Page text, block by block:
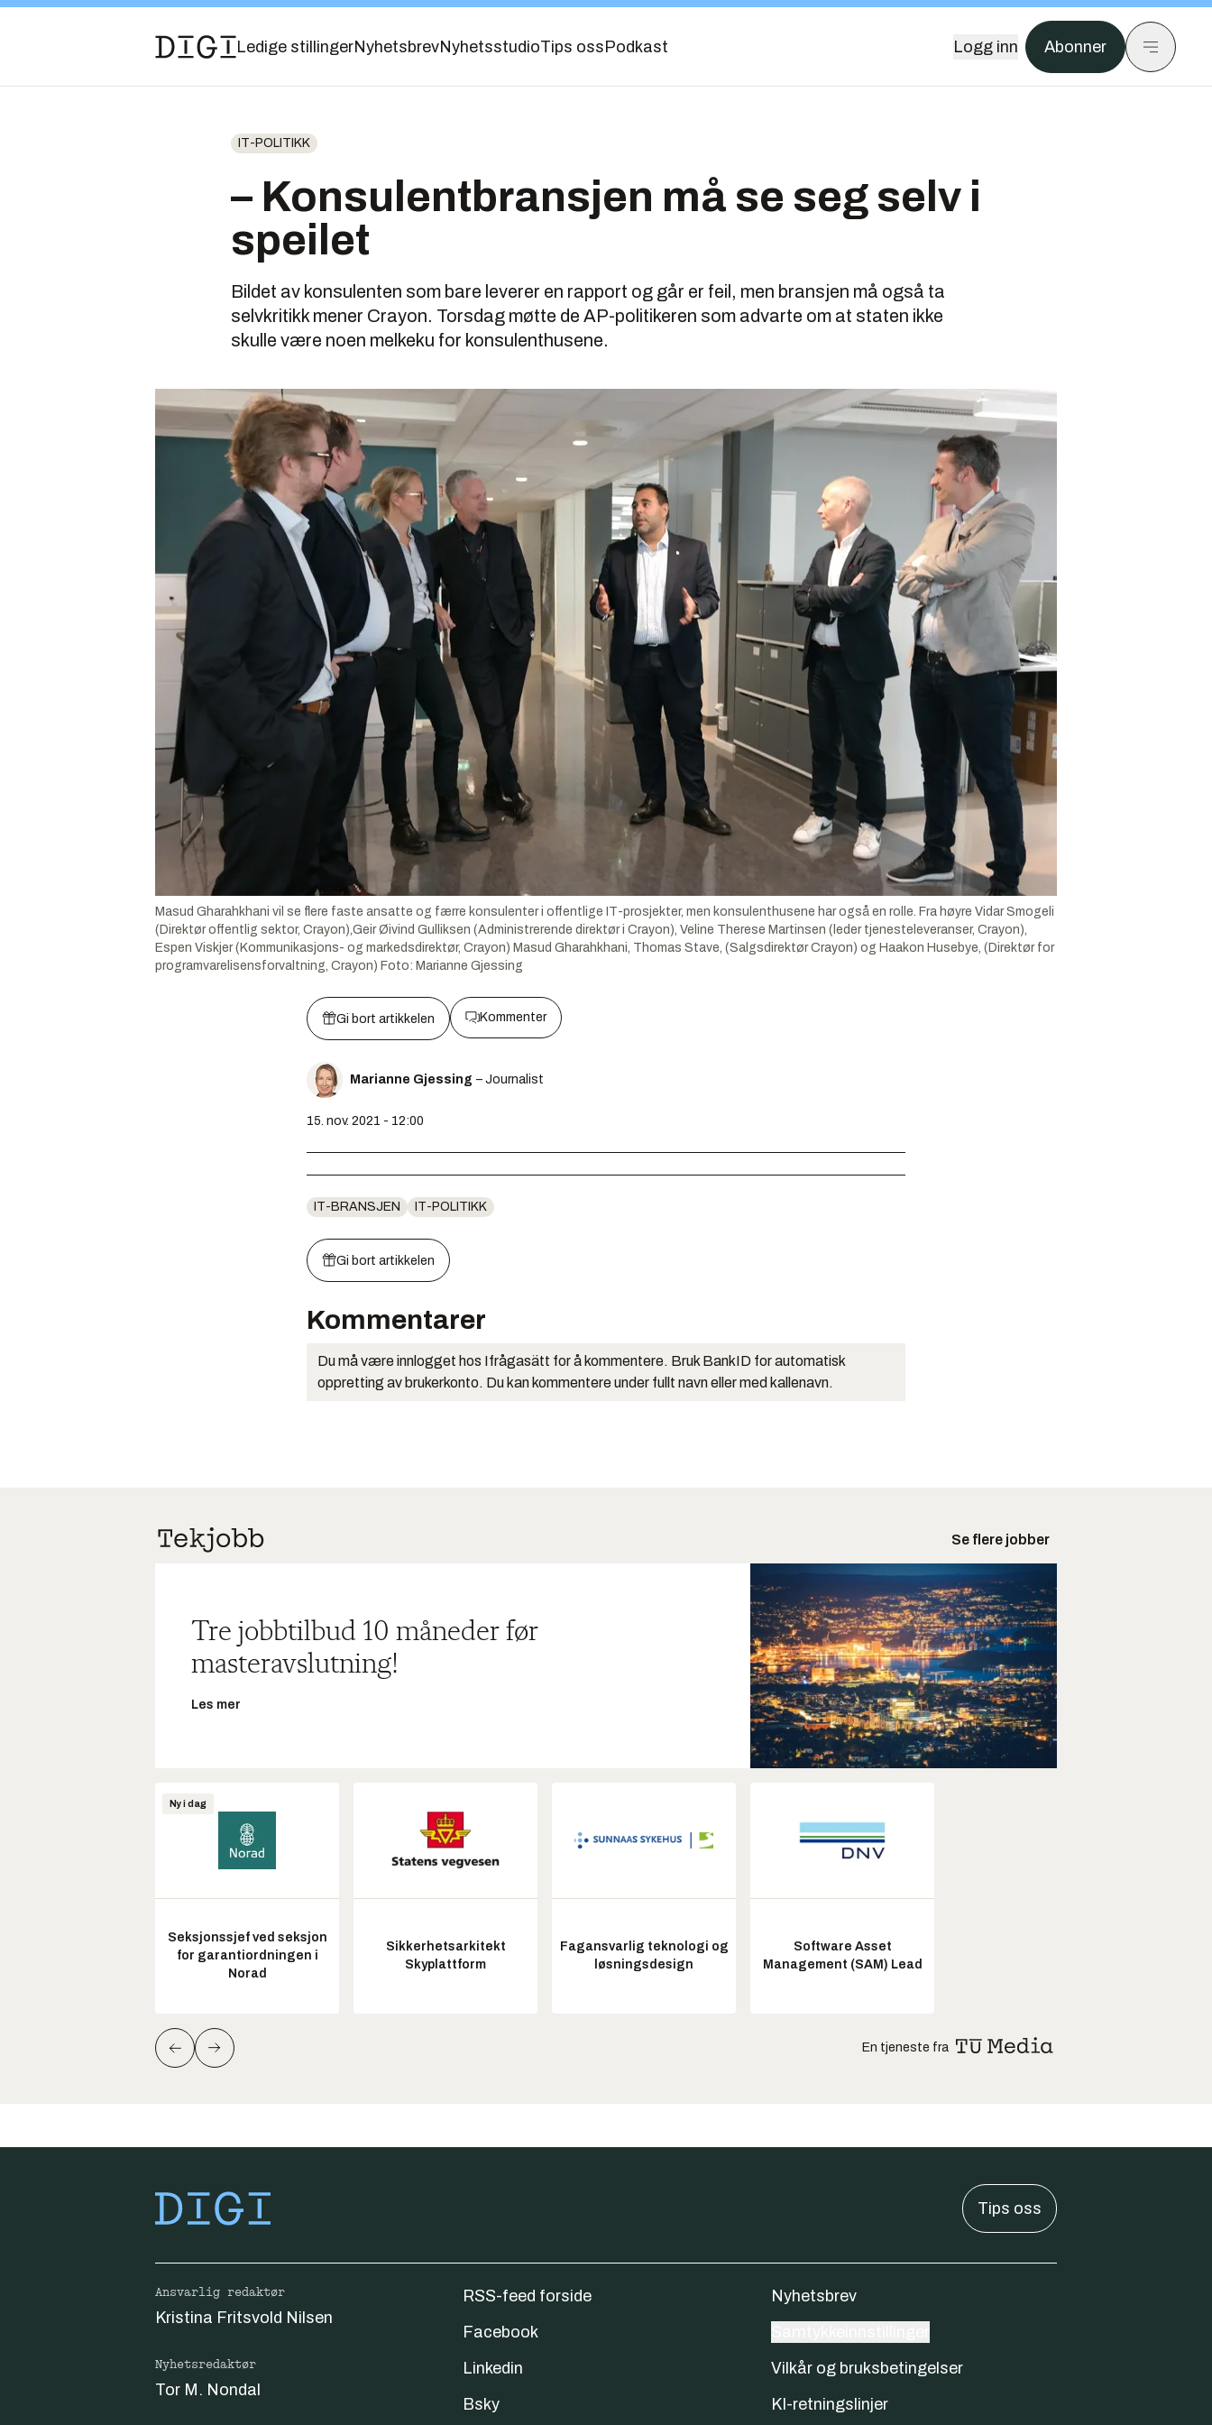
Ledige stillingerNyhetsbrevNyhetsstudioTips oss Podkast Logg inn Abonner
IT-POLITIKK
– Konsulentbransjen må se seg selv i
speilet
Bildet av konsulenten som bare leverer en rapport og går er feil, men bransjen må også ta
selvkritikk mener Crayon. Torsdag møtte de AP-politikeren som advarte om at staten ikke
skulle være noen melkeku for konsulenthusene.
Masud Gharahkhani vil se flere faste ansatte og færre konsulenter i offentlige IT-prosjekter, men konsulenthusene har også en rolle. Fra høyre Vidar Smogeli
(Direktør offentlig sektor, Crayon),Geir Øivind Gulliksen (Administrerende direktør i Crayon), Veline Therese Martinsen (leder tjenesteleveranser, Crayon),
Espen Viskjer (Kommunikasjons- og markedsdirektør, Crayon) Masud Gharahkhani, Thomas Stave, (Salgsdirektør Crayon) og Haakon Husebye, (Direktør for
programvarelisensforvaltning, Crayon) Foto: Marianne Gjessing
Gi bort artikkelen Kommenter
Marianne Gjessing – Journalist
15. nov. 2021 - 12:00
IT-BRANSJEN IT-POLITIKK
Gi bort artikkelen
Kommentarer
Du må være innlogget hos Ifrågasätt for å kommentere. Bruk BankID for automatisk
oppretting av brukerkonto. Du kan kommentere under fullt navn eller med kallenavn.
Se flere jobber
Tre jobbtilbud 10 måneder før
masteravslutning!
Les mer
Ny i dag
Seksjonssjef ved seksjon
for garantiordningen i
Norad
Sikkerhetsarkitekt
Skyplattform
Fagansvarlig teknologi og
løsningsdesign
Software Asset
Management (SAM) Lead
En tjeneste fra
Tips oss
Ansvarlig redaktør
Kristina Fritsvold Nilsen
Nyhetsredaktør
Tor M. Nondal
RSS-feed forside
Facebook
Linkedin
Bsky
Nyhetsbrev
Vilkår og bruksbetingelser
KI-retningslinjer